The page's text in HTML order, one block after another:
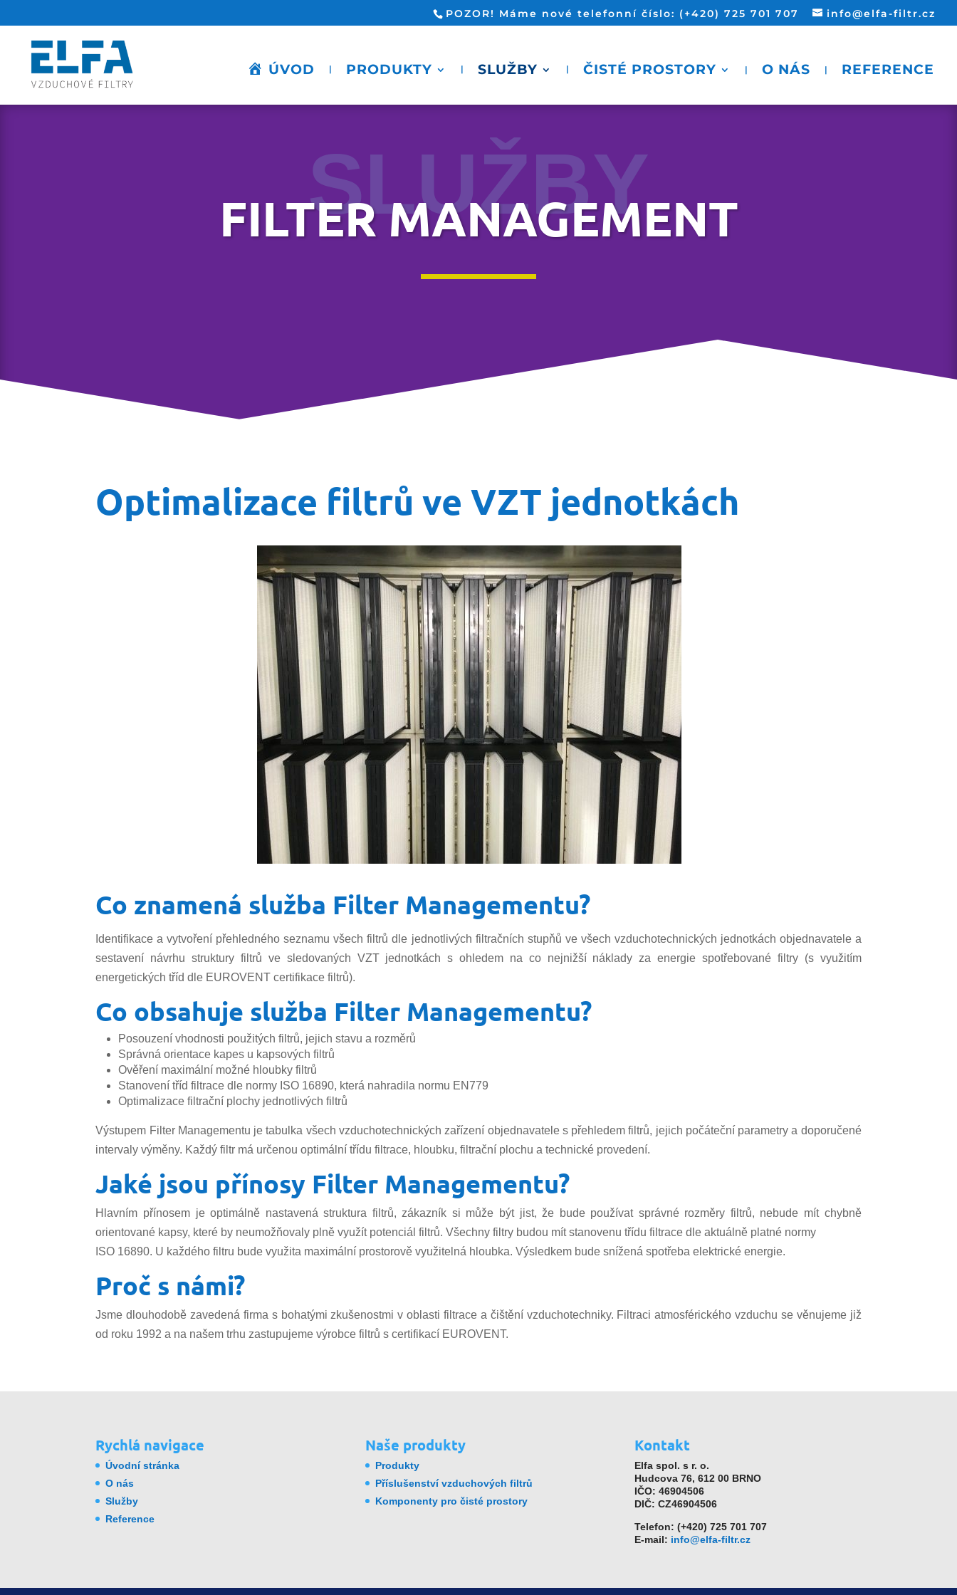
POZOR! Máme nové telefonní číslo: (+420) 725 701 707 info@elfa-filtr.cz
ÚVOD PRODUKTY SLUŽBY ČISTÉ PROSTORY O NÁS REFERENCE
SLUŽBY
FILTER MANAGEMENT
Optimalizace filtrů ve VZT jednotkách
Co znamená služba Filter Managementu?
Identifikace a vytvoření přehledného seznamu všech filtrů dle jednotlivých filtračních stupňů ve všech vzduchotechnických jednotkách objednavatele a
sestavení návrhu struktury filtrů ve sledovaných VZT jednotkách s ohledem na co nejnižší náklady za energie spotřebované filtry (s využitím
energetických tříd dle EUROVENT certifikace filtrů).
Co obsahuje služba Filter Managementu?
Posouzení vhodnosti použitých filtrů, jejich stavu a rozměrů
Správná orientace kapes u kapsových filtrů
Ověření maximální možné hloubky filtrů
Stanovení tříd filtrace dle normy ISO 16890, která nahradila normu EN779
Optimalizace filtrační plochy jednotlivých filtrů
Výstupem Filter Managementu je tabulka všech vzduchotechnických zařízení objednavatele s přehledem filtrů, jejich počáteční parametry a doporučené
intervaly výměny. Každý filtr má určenou optimální třídu filtrace, hloubku, filtrační plochu a technické provedení.
Jaké jsou přínosy Filter Managementu?
Hlavním přínosem je optimálně nastavená struktura filtrů, zákazník si může být jist, že bude používat správné rozměry filtrů, nebude mít chybně
orientované kapsy, které by neumožňovaly plně využít potenciál filtrů. Všechny filtry budou mít stanovenu třídu filtrace dle aktuálně platné normy
ISO 16890. U každého filtru bude využita maximální prostorově využitelná hloubka. Výsledkem bude snížená spotřeba elektrické energie.
Proč s námi?
Jsme dlouhodobě zavedená firma s bohatými zkušenostmi v oblasti filtrace a čištění vzduchotechniky. Filtraci atmosférického vzduchu se věnujeme již
od roku 1992 a na našem trhu zastupujeme výrobce filtrů s certifikací EUROVENT.
Rychlá navigace
Úvodní stránka
O nás
Služby
Reference
Naše produkty
Produkty
Příslušenství vzduchových filtrů
Komponenty pro čisté prostory
Kontakt
Elfa spol. s r. o.
Hudcova 76, 612 00 BRNO
IČO: 46904506
DIČ: CZ46904506
Telefon: (+420) 725 701 707
E-mail: info@elfa-filtr.cz